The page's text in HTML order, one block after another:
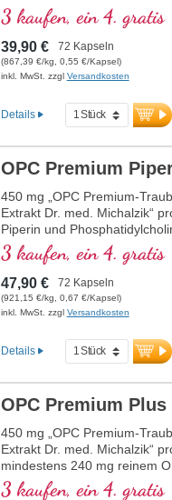
3 kaufen, ein 4. gratis
39,90 € 72 Kapseln
(867,39 €/kg, 0,55 €/Kapsel)
inkl. MwSt. zzgl Versandkosten
Details
OPC Premium
450 mg „OPC Premium-
Extrakt Dr. med. Michalzik“
Piperin und
mindestens 240 mg reinem
3 kaufen, ein 4. gratis
47,90 € 72 Kapseln
(921,15 €/kg, 0,67 €/Kapsel)
inkl. MwSt. zzgl Versandkosten
Details
OPC Premium Plus
450 mg „OPC Premium-
Extrakt Dr. med. Michalzik“
mindestens 240 mg reinem
CamuCamu-Extrakt
3 kaufen, ein 4. gratis